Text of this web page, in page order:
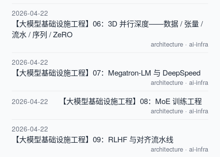
2026-04-22
【大模型基础设施工程】06：3D 并行深度——数据 / 张量 /
流水 / 序列 / ZeRO
architecture · ai-infra
2026-04-22
【大模型基础设施工程】07：Megatron-LM 与 DeepSpeed
architecture · ai-infra
2026-04-22 【大模型基础设施工程】08：MoE 训练工程
architecture · ai-infra
2026-04-22
【大模型基础设施工程】09：RLHF 与对齐流水线
architecture · ai-infra